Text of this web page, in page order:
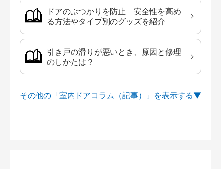
ドアのぶつかりを防止 安全性を高め
る方法やタイプ別のグッズを紹介
引き戸の滑りが悪いとき、原因と修理
のしかたは？
その他の「室内ドアコラム（記事）」を